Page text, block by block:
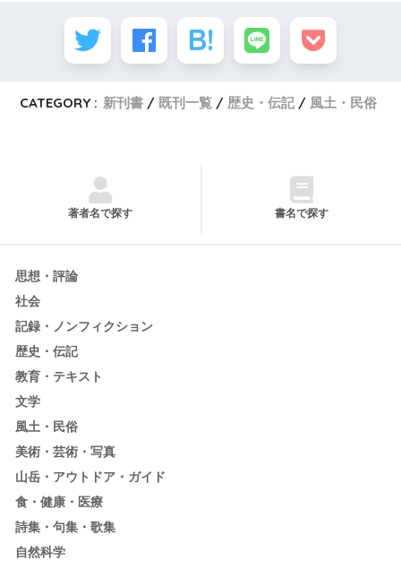
CATEGORY : 新刊書 既刊一覧 歴史・伝記 風土・民俗
著者名で探す 書名で探す
思想・評論
社会
記録・ノンフィクション
歴史・伝記
教育・テキスト
文学
風土・民俗
美術・芸術・写真
山岳・アウトドア・ガイド
食・健康・医療
詩集・句集・歌集
自然科学